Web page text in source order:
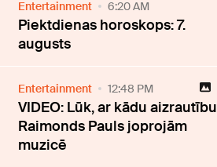
Entertainment 6:20 AM
Piektdienas horoskops: 7.
augusts
Entertainment 12:48 PM
VIDEO: Lūk, ar kādu aizrautību
Raimonds Pauls joprojām
muzicē